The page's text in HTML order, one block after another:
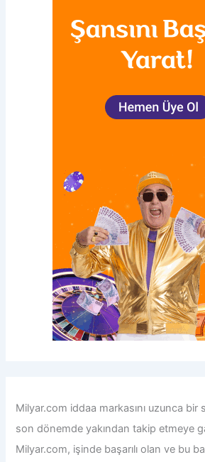
Milyar.com iddaa markasını uzunca bir
son dönemde yakından takip etmeye
Milyar.com, işinde başarılı olan ve bu